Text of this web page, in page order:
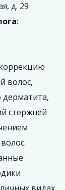
д. 29
:
волос,
дерматита,
стержней